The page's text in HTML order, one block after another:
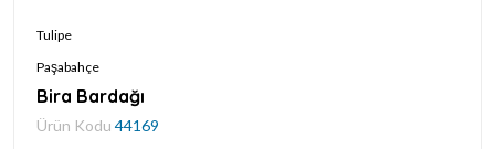
Tulipe
Paşabahçe
Bira Bardağı
Ürün Kodu 44169